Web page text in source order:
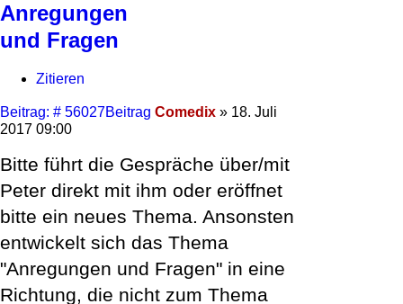
Anregungen
und Fragen
Zitieren
Beitrag: # 56027Beitrag Comedix » 18. Juli
2017 09:00
Bitte führt die Gespräche über/mit
Peter direkt mit ihm oder eröffnet
bitte ein neues Thema. Ansonsten
entwickelt sich das Thema
"Anregungen und Fragen" in eine
Richtung, die nicht zum Thema